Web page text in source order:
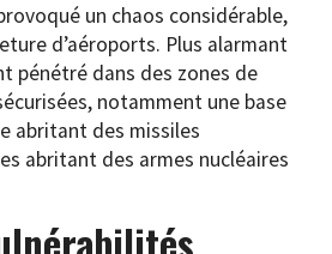
un chaos considérable,
d’aéroports. Plus alarmant
pénétré dans des zones de
notamment une base
abritant des missiles
abritant des armes nucléaires